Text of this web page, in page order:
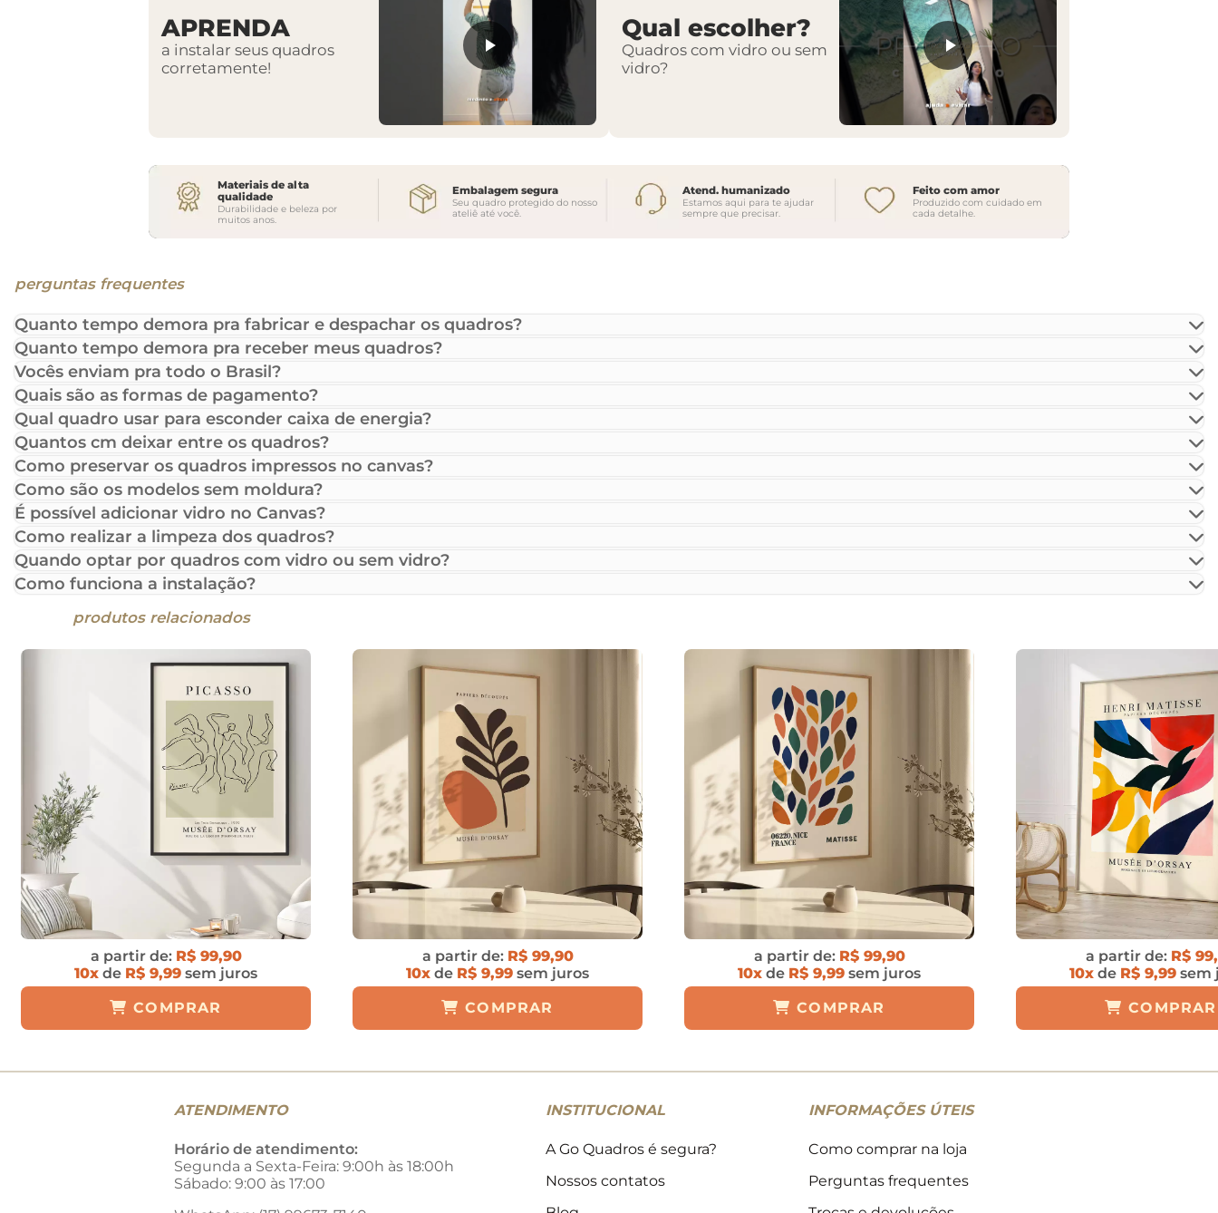
APRENDA
a instalar seus quadros
corretamente!
Qual escolher?
Quadros com vidro ou sem
vidro?
Materiais de alta
qualidade
Durabilidade e beleza por
muitos anos.
Embalagem segura
Seu quadro protegido do nosso
ateliê até você.
Atend. humanizado
Estamos aqui para te ajudar
sempre que precisar.
Feito com amor
Produzido com cuidado em
cada detalhe.
perguntas frequentes
Quanto tempo demora pra fabricar e despachar os quadros?
Quanto tempo demora pra receber meus quadros?
Vocês enviam pra todo o Brasil?
Quais são as formas de pagamento?
Qual quadro usar para esconder caixa de energia?
Quantos cm deixar entre os quadros?
Como preservar os quadros impressos no canvas?
Como são os modelos sem moldura?
É possível adicionar vidro no Canvas?
Como realizar a limpeza dos quadros?
Quando optar por quadros com vidro ou sem vidro?
Como funciona a instalação?
produtos relacionados
a partir de: R$ 99,90
10x de R$ 9,99 sem juros
COMPRAR
a partir de: R$ 99,90
10x de R$ 9,99 sem juros
COMPRAR
a partir de: R$ 99,90
10x de R$ 9,99 sem juros
COMPRAR
a partir de: R$
10x de R$ 9,99 sem
COMPRAR
ATENDIMENTO
Horário de atendimento:
Segunda a Sexta-Feira: 9:00h às 18:00h
Sábado: 9:00 às 17:00
INSTITUCIONAL
A Go Quadros é segura?
Nossos contatos
INFORMAÇÕES ÚTEIS
Como comprar na loja
Perguntas frequentes